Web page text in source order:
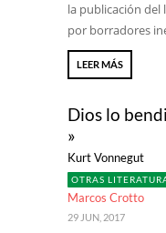
la publicación
por borradores
LEER MÁS
Dios lo
»
Kurt Vonnegut
OTRAS
Marcos Crotto
29 JUN, 2017